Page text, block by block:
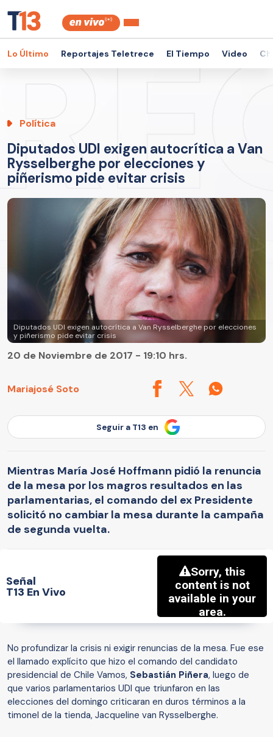
Lo Último Reportajes Teletrece El Tiempo Video
Política
Diputados UDI exigen autocrítica a Van
Rysselberghe por elecciones y
piñerismo pide evitar crisis
Diputados UDI exigen autocrítica a Van Rysselberghe por elecciones
y piñerismo pide evitar crisis
Mariajosé Soto
20 de Noviembre de 2017 - 19:10 hrs.
Seguir a T13 en
Mientras María José Hoffmann pidió la renuncia
de la mesa por los magros resultados en las
parlamentarias, el comando del ex Presidente
solicitó no cambiar la mesa durante la campaña
de segunda vuelta.
Señal
T13 En Vivo
No profundizar la crisis ni exigir renuncias de la mesa. Fue ese
el llamado explícito que hizo el comando del candidato
presidencial de Chile Vamos, Sebastián Piñera, luego de
que varios parlamentarios UDI que triunfaron en las
elecciones del domingo criticaran en duros términos a la
timonel de la tienda, Jacqueline van Rysselberghe.